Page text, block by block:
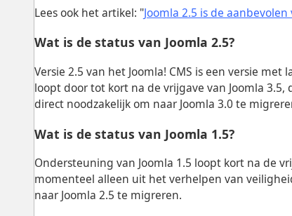
Lees ook het artikel: "Joomla 2.5 is de
Wat is de status van Joomla 2.5?
Versie 2.5 van het Joomla! CMS is een versie
loopt door tot kort na de vrijgave van Joomla
direct noodzakelijk om naar Joomla 3.0 te
Wat is de status van Joomla 1.5?
Ondersteuning van Joomla 1.5 loopt kort na de
momenteel alleen uit het verhelpen van
naar Joomla 2.5 te migreren.